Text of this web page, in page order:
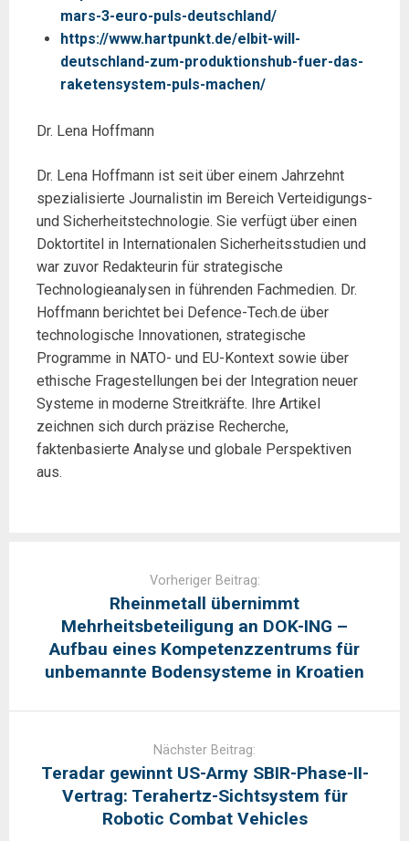
mars-3-euro-puls-deutschland/
https://www.hartpunkt.de/elbit-will-
deutschland-zum-produktionshub-fuer-das-
raketensystem-puls-machen/
Dr. Lena Hoffmann
Dr. Lena Hoffmann ist seit über einem Jahrzehnt
spezialisierte Journalistin im Bereich Verteidigungs-
und Sicherheitstechnologie. Sie verfügt über einen
Doktortitel in Internationalen Sicherheitsstudien und
war zuvor Redakteurin für strategische
Technologieanalysen in führenden Fachmedien. Dr.
Hoffmann berichtet bei Defence-Tech.de über
technologische Innovationen, strategische
Programme in NATO- und EU-Kontext sowie über
ethische Fragestellungen bei der Integration neuer
Systeme in moderne Streitkräfte. Ihre Artikel
zeichnen sich durch präzise Recherche,
faktenbasierte Analyse und globale Perspektiven
aus.
Vorheriger Beitrag:
Rheinmetall übernimmt
Mehrheitsbeteiligung an DOK-ING –
Aufbau eines Kompetenzzentrums für
unbemannte Bodensysteme in Kroatien
Nächster Beitrag:
Teradar gewinnt US-Army SBIR-Phase-II-
Vertrag: Terahertz-Sichtsystem für
Robotic Combat Vehicles